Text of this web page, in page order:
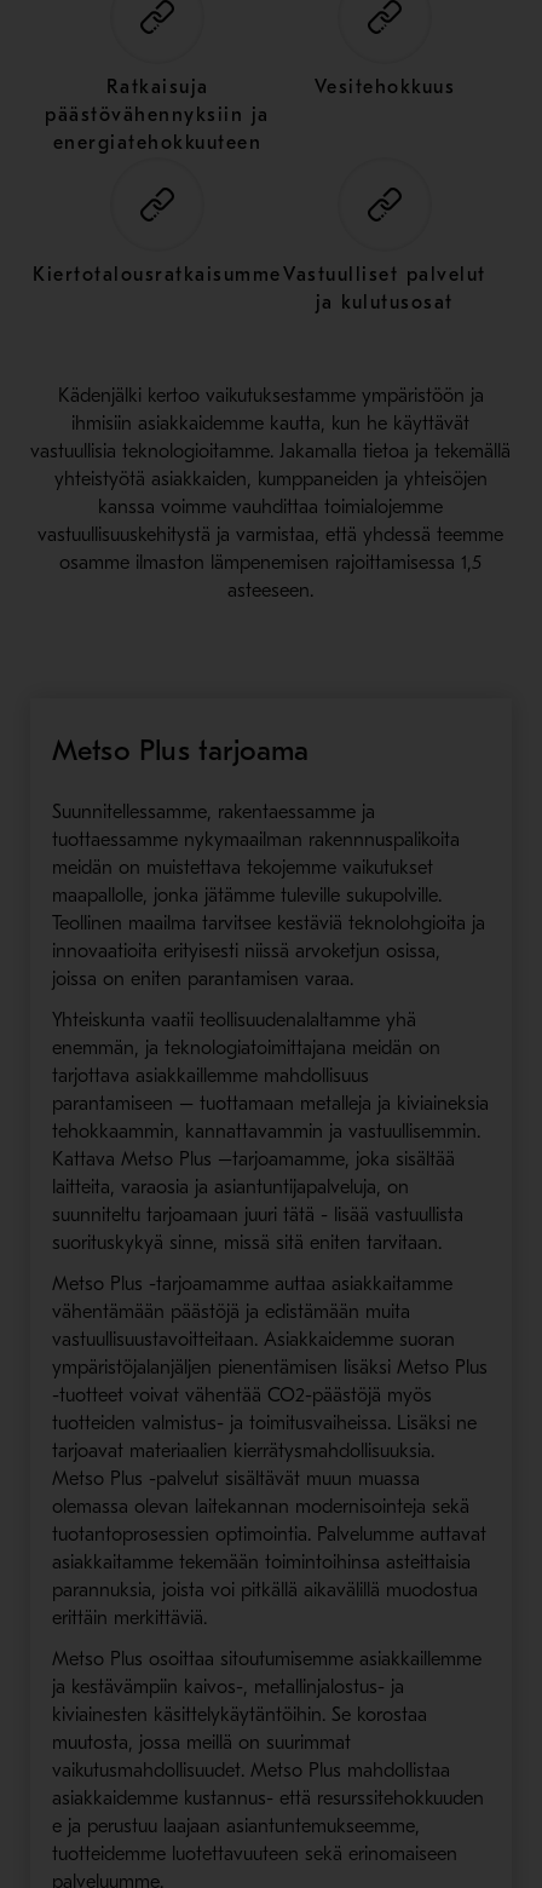
Ratkaisuja
päästövähennyksiin ja
energiatehokkuuteen
Vesitehokkuus
KiertotalousratkaisummeVastuulliset palvelut
ja kulutusosat
Kädenjälki kertoo vaikutuksestamme ympäristöön ja
ihmisiin asiakkaidemme kautta, kun he käyttävät
vastuullisia teknologioitamme. Jakamalla tietoa ja tekemällä
yhteistyötä asiakkaiden, kumppaneiden ja yhteisöjen
kanssa voimme vauhdittaa toimialojemme
vastuullisuuskehitystä ja varmistaa, että yhdessä teemme
osamme ilmaston lämpenemisen rajoittamisessa 1,5
asteeseen.
Metso Plus tarjoama
Suunnitellessamme, rakentaessamme ja
tuottaessamme nykymaailman rakennnuspalikoita
meidän on muistettava tekojemme vaikutukset
maapallolle, jonka jätämme tuleville sukupolville.
Teollinen maailma tarvitsee kestäviä teknolohgioita ja
innovaatioita erityisesti niissä arvoketjun osissa,
joissa on eniten parantamisen varaa.
Yhteiskunta vaatii teollisuudenalaltamme yhä
enemmän, ja teknologiatoimittajana meidän on
tarjottava asiakkaillemme mahdollisuus
parantamiseen – tuottamaan metalleja ja kiviaineksia
tehokkaammin, kannattavammin ja vastuullisemmin.
Kattava Metso Plus –tarjoamamme, joka sisältää
laitteita, varaosia ja asiantuntijapalveluja, on
suunniteltu tarjoamaan juuri tätä - lisää vastuullista
suorituskykyä sinne, missä sitä eniten tarvitaan.
Metso Plus -tarjoamamme auttaa asiakkaitamme
vähentämään päästöjä ja edistämään muita
vastuullisuustavoitteitaan. Asiakkaidemme suoran
ympäristöjalanjäljen pienentämisen lisäksi Metso Plus
-tuotteet voivat vähentää CO2-päästöjä myös
tuotteiden valmistus- ja toimitusvaiheissa. Lisäksi ne
tarjoavat materiaalien kierrätysmahdollisuuksia.
Metso Plus -palvelut sisältävät muun muassa
olemassa olevan laitekannan modernisointeja sekä
tuotantoprosessien optimointia. Palvelumme auttavat
asiakkaitamme tekemään toimintoihinsa asteittaisia
parannuksia, joista voi pitkällä aikavälillä muodostua
erittäin merkittäviä.
Metso Plus osoittaa sitoutumisemme asiakkaillemme
ja kestävämpiin kaivos-, metallinjalostus- ja
kiviainesten käsittelykäytäntöihin. Se korostaa
muutosta, jossa meillä on suurimmat
vaikutusmahdollisuudet. Metso Plus mahdollistaa
asiakkaidemme kustannus- että resurssitehokkuuden
e ja perustuu laajaan asiantuntemukseemme,
tuotteidemme luotettavuuteen sekä erinomaiseen
palveluumme.